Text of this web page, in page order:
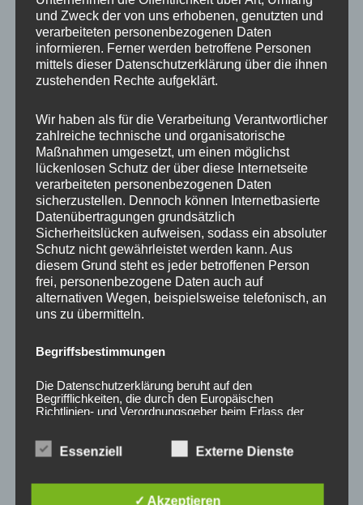
20x Radmutter M12 x
1,25 x 35 mm
Kegelbund 60° Chrom
Bewertet
mit
von
20x Radmutter LUG
NUTS OFFEN M12 x
1,5 x 45 mm Kegelbund
60° Schwarz
Bewertet
mit
0
von
20x Radmutter LUG
1,25 x 45 mm
Kegelbund 60° Rot
50,00€ *
Bewertet
mit
Kegelbund 60° Neo
45,00€ *
mit
0
und Zweck der von uns erhobenen, genutzten und
verarbeiteten personenbezogenen Daten
informieren. Ferner werden betroffene Personen
mittels dieser Datenschutzerklärung über die ihnen
zustehenden Rechte aufgeklärt.
Wir haben als für die Verarbeitung Verantwortlicher
zahlreiche technische und organisatorische
Maßnahmen umgesetzt, um einen möglichst
lückenlosen Schutz der über diese Internetseite
verarbeiteten personenbezogenen Daten
sicherzustellen. Dennoch können Internetbasierte
Datenübertragungen grundsätzlich
Sicherheitslücken aufweisen, sodass ein absoluter
Schutz nicht gewährleistet werden kann. Aus
diesem Grund steht es jeder betroffenen Person
frei, personenbezogene Daten auch auf
alternativen Wegen, beispielsweise telefonisch, an
uns zu übermitteln.
Begriffsbestimmungen
Die Datenschutzerklärung beruht auf den
Begrifflichkeiten, die durch den Europäischen
Richtlinien- und Verordnungsgeber beim Erlass der
wurden. Unsere Datenschutzerklärung soll sowohl für
die Öffentlichkeit als auch für unsere Kunden und
Essenziell Externe Dienste
✓ Akzeptieren